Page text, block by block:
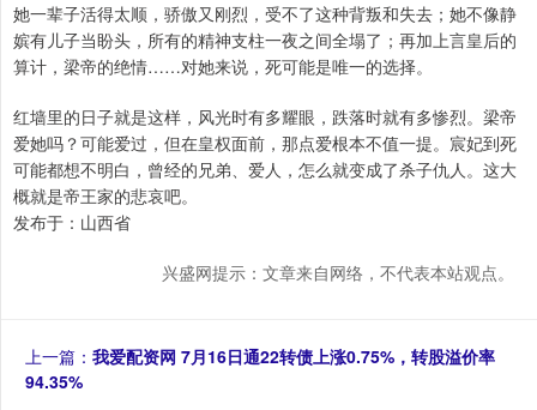
她一辈子活得太顺，骄傲又刚烈，受不了这种背叛和失去；她不像静
嫔有儿子当盼头，所有的精神支柱一夜之间全塌了；再加上言皇后的
算计，梁帝的绝情……对她来说，死可能是唯一的选择。
红墙里的日子就是这样，风光时有多耀眼，跌落时就有多惨烈。梁帝
爱她吗？可能爱过，但在皇权面前，那点爱根本不值一提。宸妃到死
可能都想不明白，曾经的兄弟、爱人，怎么就变成了杀子仇人。这大
概就是帝王家的悲哀吧。
发布于：山西省
兴盛网提示：文章来自网络，不代表本站观点。
上一篇： 我爱配资网 7月16日通22转债上涨0.75%，转股溢价率
94.35%